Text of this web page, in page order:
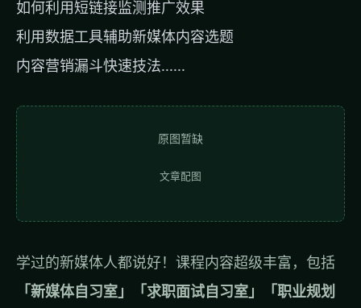
如何利用短链接监测推广效果
利用数据工具辅助新媒体内容选题
内容营销漏斗快速技法......
原图暂缺
文章配图
学过的新媒体人都说好！课程内容超级丰富，包括
「新媒体自习室」「求职面试自习室」「职业规划